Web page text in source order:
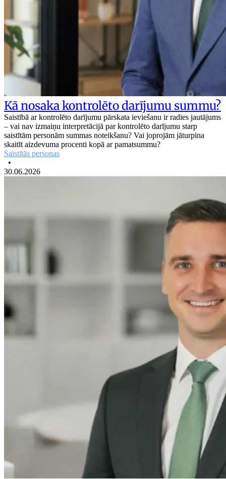
Kā nosaka kontrolēto darījumu summu?
Saistībā ar kontrolēto darījumu pārskata ieviešanu ir radies jautājums
– vai nav izmaiņu interpretācijā par kontrolēto darījumu starp
saistītām personām summas noteikšanu? Vai joprojām jāturpina
skaitīt aizdevuma procenti kopā ar pamatsummu?
Saistītās personas
•
30.06.2026